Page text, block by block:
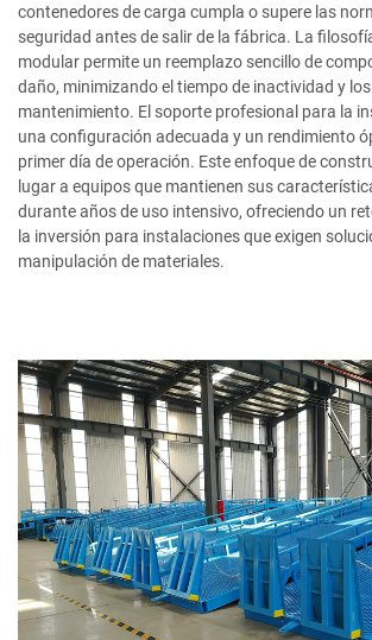
contenedores de carga cumpla o supere las
seguridad antes de salir de la fábrica. La
modular permite un reemplazo sencillo de
daño, minimizando el tiempo de inactividad y
mantenimiento. El soporte profesional para la
una configuración adecuada y un rendimiento
primer día de operación. Este enfoque de
lugar a equipos que mantienen sus
durante años de uso intensivo, ofreciendo un
la inversión para instalaciones que exigen
manipulación de materiales.